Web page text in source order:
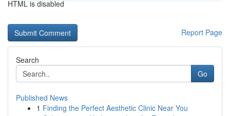
HTML is disabled
Report Page
Search
Go
Published News
1 Finding the Perfect Aesthetic Clinic Near You